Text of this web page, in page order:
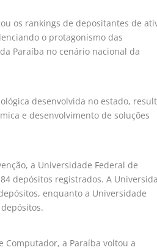
os rankings de depositantes de
o protagonismo das
Paraíba no cenário nacional da
desenvolvida no estado,
e desenvolvimento de soluções
a Universidade Federal de
depósitos registrados. A
enquanto a Universidade
Computador, a Paraíba voltou a